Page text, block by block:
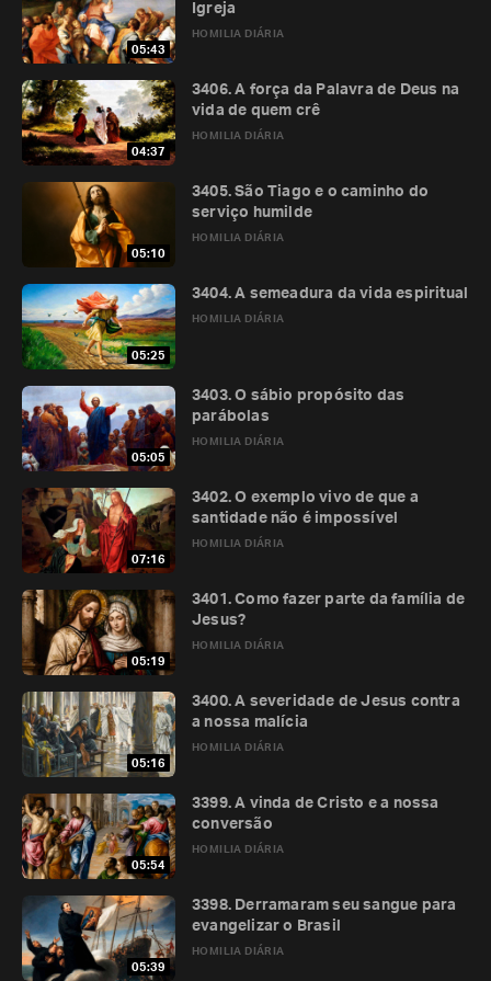
05:43
HOMILIA DIÁRIA
Igreja
04:37
HOMILIA DIÁRIA
3406. A força da Palavra de Deus na
vida de quem crê
05:10
HOMILIA DIÁRIA
3405. São Tiago e o caminho do
serviço humilde
05:25
HOMILIA DIÁRIA
3404. A semeadura da vida espiritual
05:05
HOMILIA DIÁRIA
3403. O sábio propósito das
parábolas
07:16
HOMILIA DIÁRIA
3402. O exemplo vivo de que a
santidade não é impossível
05:19
HOMILIA DIÁRIA
3401. Como fazer parte da família de
Jesus?
05:16
HOMILIA DIÁRIA
3400. A severidade de Jesus contra
a nossa malícia
05:54
HOMILIA DIÁRIA
3399. A vinda de Cristo e a nossa
conversão
05:39
HOMILIA DIÁRIA
3398. Derramaram seu sangue para
evangelizar o Brasil